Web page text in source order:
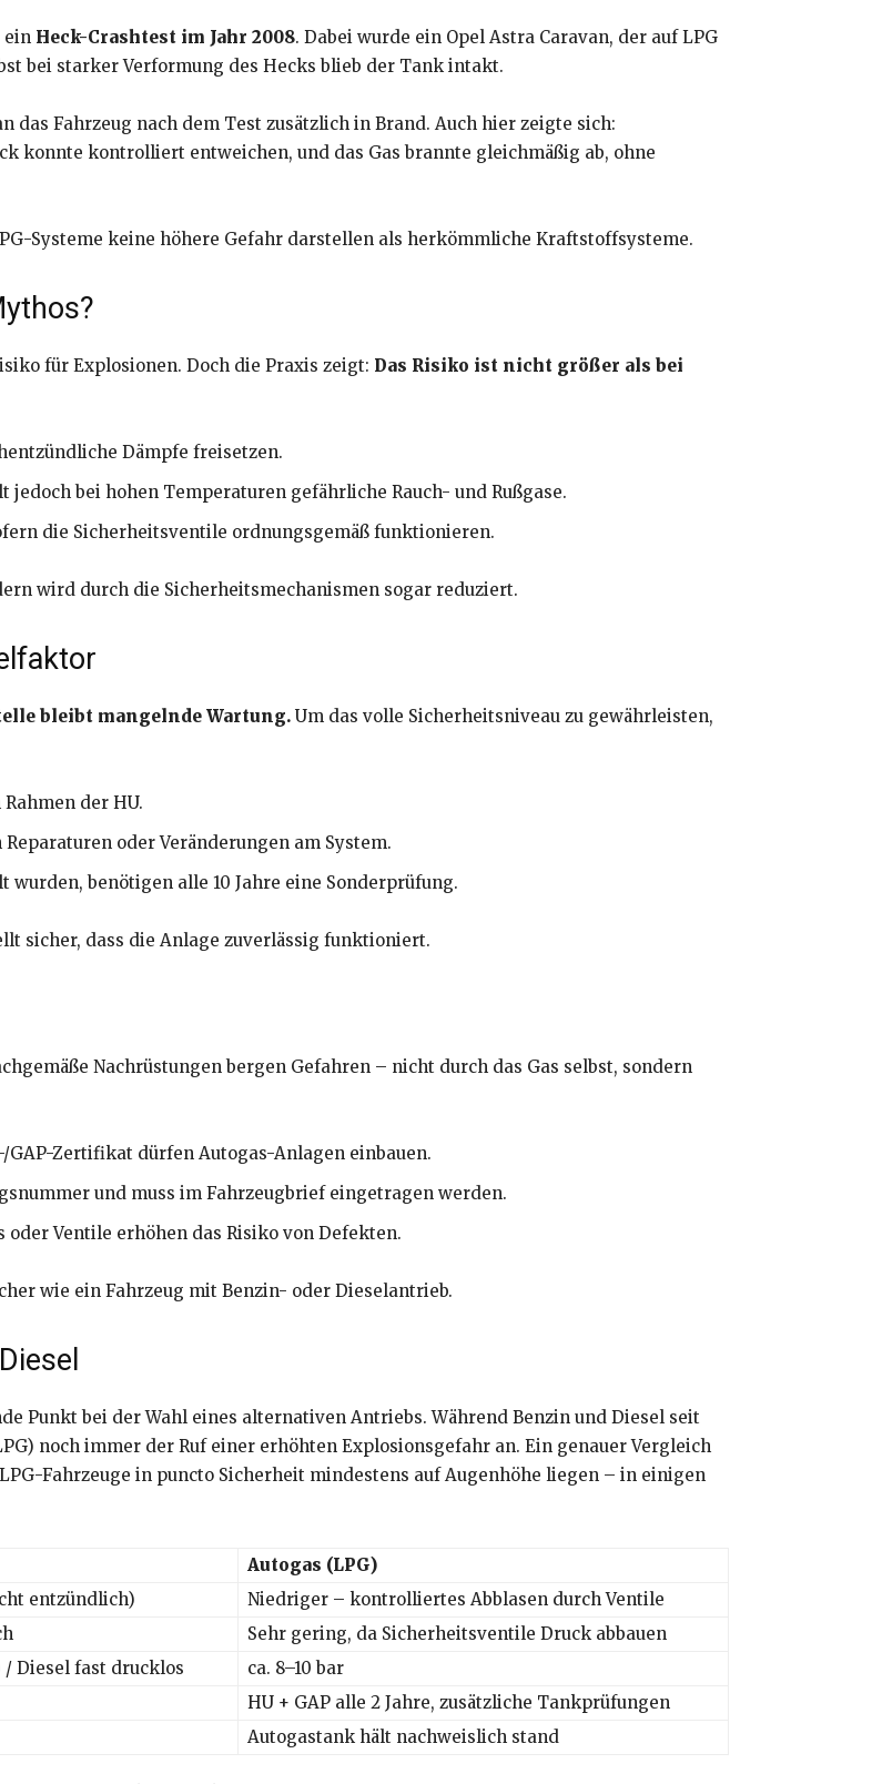
ein Heck-Crashtest im Jahr 2008. Dabei wurde ein Opel Astra Caravan, der auf LPG
bei starker Verformung des Hecks blieb der Tank intakt.
das Fahrzeug nach dem Test zusätzlich in Brand. Auch hier zeigte sich:
konnte kontrolliert entweichen, und das Gas brannte gleichmäßig ab, ohne
Systeme keine höhere Gefahr darstellen als herkömmliche Kraftstoffsysteme.
für Explosionen. Doch die Praxis zeigt: Das Risiko ist nicht größer als bei
Dämpfe freisetzen.
bei hohen Temperaturen gefährliche Rauch- und Rußgase.
die Sicherheitsventile ordnungsgemäß funktionieren.
wird durch die Sicherheitsmechanismen sogar reduziert.
bleibt mangelnde Wartung. Um das volle Sicherheitsniveau zu gewährleisten,
der HU.
Reparaturen oder Veränderungen am System.
benötigen alle 10 Jahre eine Sonderprüfung.
sicher, dass die Anlage zuverlässig funktioniert.
Nachrüstungen bergen Gefahren – nicht durch das Gas selbst, sondern
GAP-Zertifikat dürfen Autogas-Anlagen einbauen.
und muss im Fahrzeugbrief eingetragen werden.
Ventile erhöhen das Risiko von Defekten.
wie ein Fahrzeug mit Benzin- oder Dieselantrieb.
Punkt bei der Wahl eines alternativen Antriebs. Während Benzin und Diesel seit
noch immer der Ruf einer erhöhten Explosionsgefahr an. Ein genauer Vergleich
Fahrzeuge in puncto Sicherheit mindestens auf Augenhöhe liegen – in einigen
Autogas (LPG)
entzündlich)
Niedriger – kontrolliertes Abblasen durch Ventile
Sehr gering, da Sicherheitsventile Druck abbauen
Diesel fast drucklos
ca. 8–10 bar
HU + GAP alle 2 Jahre, zusätzliche Tankprüfungen
Autogastank hält nachweislich stand